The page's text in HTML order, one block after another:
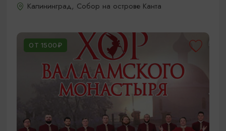
Калининград, Собор на острове Канта
ОТ 1500₽